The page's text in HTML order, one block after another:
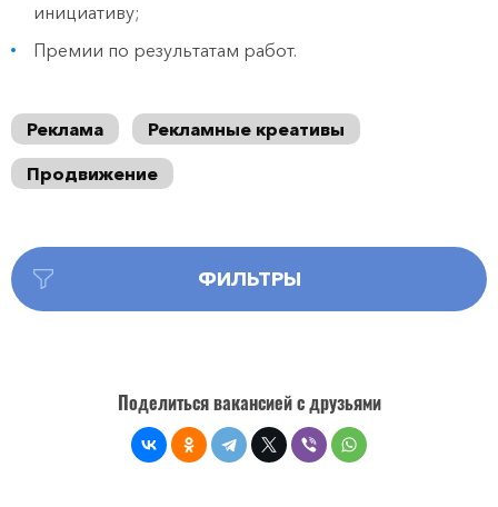
инициативу;
Премии по результатам работ.
Реклама
Рекламные креативы
Продвижение
ФИЛЬТРЫ
Поделиться вакансией с друзьями